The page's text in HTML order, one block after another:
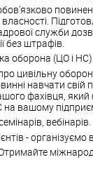
служби
без штрафів.
оборона (ЦО і
цивільну
навчати свій
фахівця, який
вашому
- організуємо